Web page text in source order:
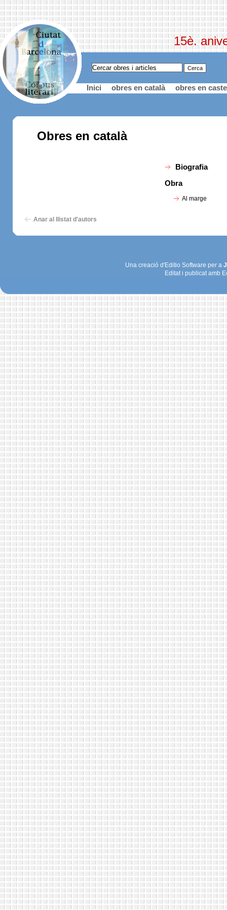
15è.
Inici obres en català obres en
Obres en català
Biografia
Obra
Al marge
Anar al llistat d'autors
Una creació d'Editio Software per a
Editat i publicat amb